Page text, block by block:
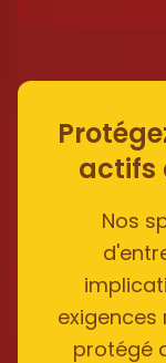
actifs
Nos
exigences
protégé